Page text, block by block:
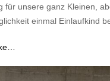
für unsere ganz Kleinen,
einmal Einlaufkind